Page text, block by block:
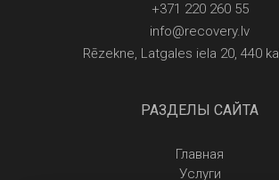
+371 220 260 55
info@recovery.lv
Rēzekne, Latgales iela 20, 440
РАЗДЕЛЫ САЙТА
Главная
Услуги